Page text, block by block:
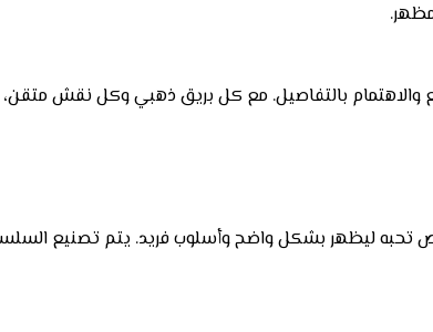
والاهتمام بالتفاصيل. مع كل بريق ذهبي وكل نقش
ليظهر بشكل واضح وأسلوب فريد. يتم تصنيع السلسال